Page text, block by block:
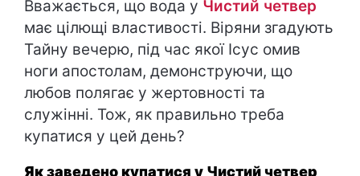
Вважається, що вода у Чистий четвер
має цілющі властивості. Віряни згадують
Тайну вечерю, під час якої Ісус омив
ноги апостолам, демонструючи, що
любов полягає у жертовності та
служінні. Тож, як правильно треба
купатися у цей день?
Як заведено купатися у Чистий четвер